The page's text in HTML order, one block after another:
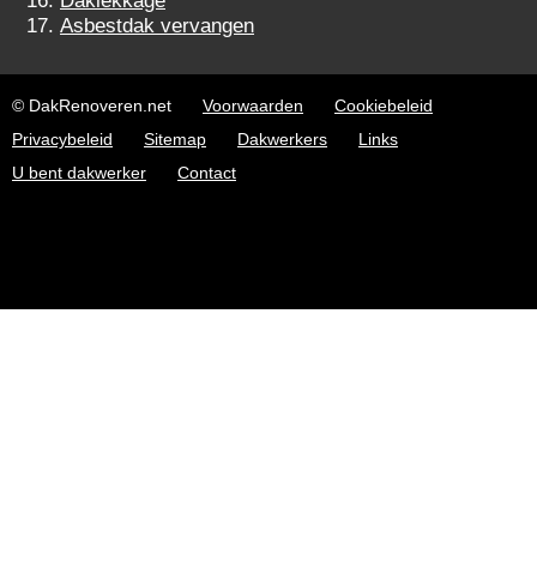
Asbestdak vervangen
© DakRenoveren.net Voorwaarden
Cookiebeleid
Privacybeleid
Sitemap Dakwerkers
Links
U bent dakwerker
Contact